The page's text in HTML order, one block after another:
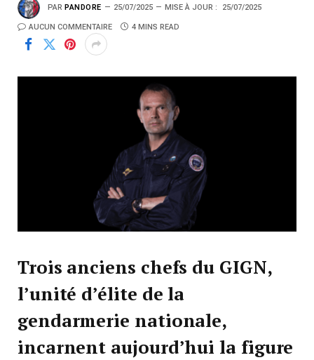
PAR PANDORE 25/07/2025 MISE À JOUR : 25/07/2025
AUCUN COMMENTAIRE 4 MINS READ
Trois anciens chefs du GIGN,
l’unité d’élite de la
gendarmerie nationale,
incarnent aujourd’hui la figure